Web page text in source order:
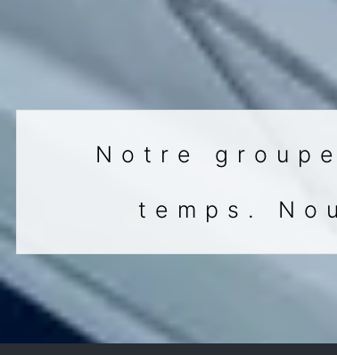
Notre
temps.